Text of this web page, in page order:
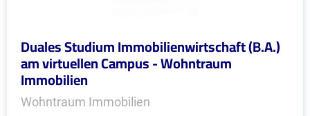
Duales Studium Immobilienwirtschaft (B.A.)
am virtuellen Campus - Wohntraum
Immobilien
Wohntraum Immobilien